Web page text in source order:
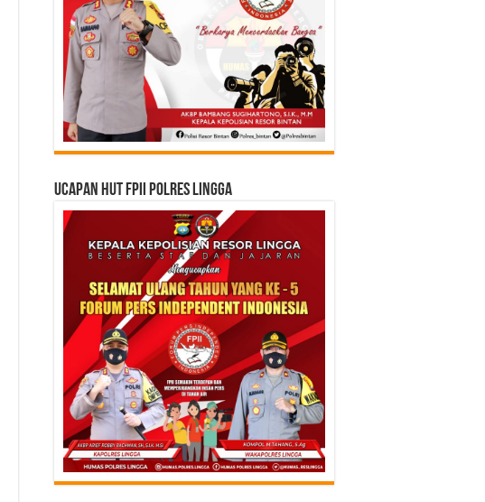
Ucapan HUT FPII Polres Lingga